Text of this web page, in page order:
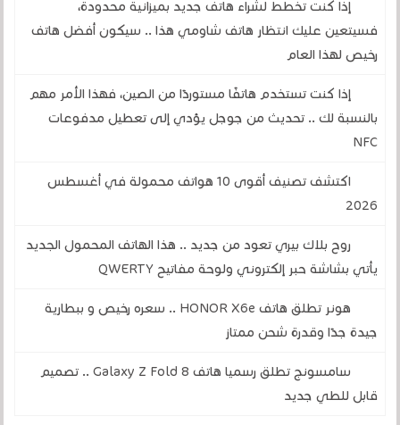
إذا كنت تخطط لشراء هاتف جديد بميزانية محدودة،
فسيتعين عليك انتظار هاتف شاومي هذا .. سيكون أفضل هاتف
رخيص لهذا العام
إذا كنت تستخدم هاتفًا مستوردًا من الصين، فهذا الأمر مهم
بالنسبة لك .. تحديث من جوجل يؤدي إلى تعطيل مدفوعات
NFC
اكتشف تصنيف أقوى 10 هواتف محمولة في أغسطس
2026
روح بلاك بيري تعود من جديد .. هذا الهاتف المحمول الجديد
يأتي بشاشة حبر إلكتروني ولوحة مفاتيح QWERTY
هونر تطلق هاتف HONOR X6e .. سعره رخيص و ببطارية
جيدة جدًا وقدرة شحن ممتاز
سامسونج تطلق رسميا هاتف Galaxy Z Fold 8 .. تصميم
قابل للطي جديد